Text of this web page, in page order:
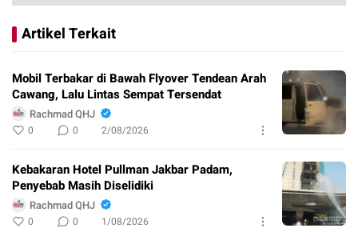
Artikel Terkait
Mobil Terbakar di Bawah Flyover Tendean Arah
Cawang, Lalu Lintas Sempat Tersendat
Rachmad QHJ
0 0 2/08/2026
Kebakaran Hotel Pullman Jakbar Padam,
Penyebab Masih Diselidiki
Rachmad QHJ
0 0 1/08/2026